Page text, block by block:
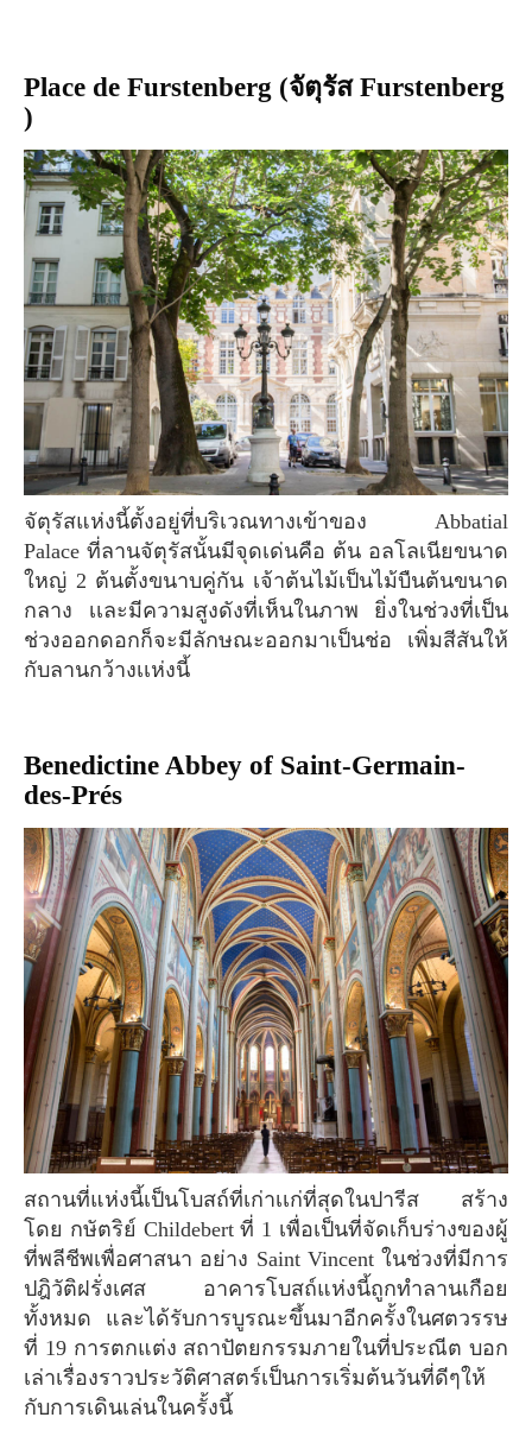
Place de Furstenberg (จัตุรัส Furstenberg
)
จัตุรัสแห่งนี้ตั้งอยู่ที่บริเวณทางเข้าของ Abbatial
Palace ที่ลานจัตุรัสนั้นมีจุดเด่นคือ ต้น อลโลเนียขนาด
ใหญ่ 2 ต้นตั้งขนาบคู่กัน เจ้าต้นไม้เป็นไม้บืนต้นขนาด
กลาง เเละมีความสูงดังที่เห็นในภาพ ยิ่งในช่วงที่เป็น
ช่วงออกดอกก็จะมีลักษณะออกมาเป็นช่อ เพิ่มสีสันให้
กับลานกว้างเเห่งนี้
Benedictine Abbey of Saint-Germain-
des-Prés
สถานที่แห่งนี้เป็นโบสถ์ที่เก่าเเก่ที่สุดในปารีส สร้าง
โดย กษัตริย์ Childebert ที่ 1 เพื่อเป็นที่จัดเก็บร่างของผู้
ที่พลีชีพเพื่อศาสนา อย่าง Saint Vincent ในช่วงที่มีการ
ปฎิวัติฝรั่งเศส อาคารโบสถ์แห่งนี้ถูกทำลานเกือย
ทั้งหมด และได้รับการบูรณะขึ้นมาอีกครั้งในศตวรรษ
ที่ 19 การตกแต่ง สถาปัตยกรรมภายในที่ประณีต บอก
เล่าเรื่องราวประวัติศาสตร์เป็นการเริ่มต้นวันที่ดีๆให้
กับการเดินเล่นในครั้งนี้